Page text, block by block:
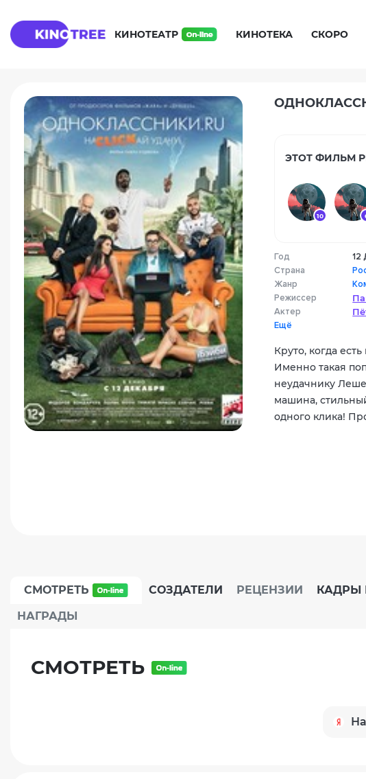
КИНОТЕАТР КИНОТЕКА СКОРО
ЭТОТ ФИЛЬМ
10
Год
Страна
Жанр
Режиссер
Актер
Ещё
12
Круто, когда
Именно такая
неудачнику
машина,
одного клика!
СМОТРЕТЬ СОЗДАТЕЛИ РЕЦЕНЗИИ КАДРЫ
НАГРАДЫ
СМОТРЕТЬ